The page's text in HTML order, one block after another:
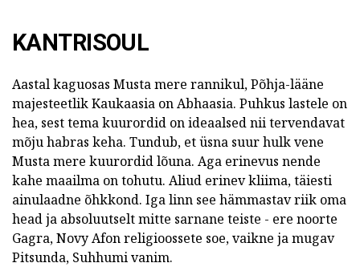
KANTRISOUL
Aastal kaguosas Musta mere rannikul, Põhja-lääne
majesteetlik Kaukaasia on Abhaasia. Puhkus lastele on
hea, sest tema kuurordid on ideaalsed nii tervendavat
mõju habras keha. Tundub, et üsna suur hulk vene
Musta mere kuurordid lõuna. Aga erinevus nende
kahe maailma on tohutu. Aliud erinev kliima, täiesti
ainulaadne õhkkond. Iga linn see hämmastav riik oma
head ja absoluutselt mitte sarnane teiste - ere noorte
Gagra, Novy Afon religioossete soe, vaikne ja mugav
Pitsunda, Suhhumi vanim.